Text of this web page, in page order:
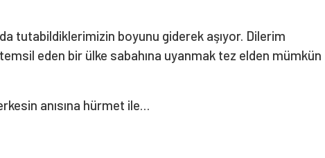
tutabildiklerimizin boyunu giderek aşıyor. Dilerim
eden bir ülke sabahına uyanmak tez elden mümkün
anısına hürmet ile…